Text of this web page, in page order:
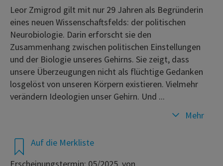
Auf die Merkliste
Erscheinungstermin: 05/2025, von
Leor Zmigrod gilt mit nur 29 Jahren als Begründerin
eines neuen Wissenschaftsfelds: der politischen
Neurobiologie. Darin erforscht sie den
Zusammenhang zwischen politischen Einstellungen
und der Biologie unseres Gehirns. Sie zeigt, dass
unsere Überzeugungen nicht als flüchtige Gedanken
losgelöst von unseren Körpern existieren. Vielmehr
verändern Ideologien unser Gehirn. Und ...
Mehr